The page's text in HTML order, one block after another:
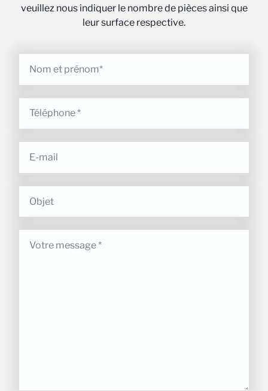
veuillez nous indiquer le nombre de pièces ainsi que
leur surface respective.